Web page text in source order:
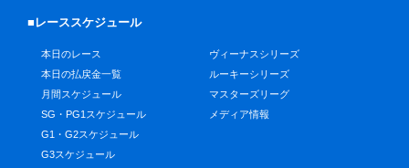
■レーススケジュール
本日のレース
本日の払戻金一覧
月間スケジュール
SG・PG1スケジュール
G1・G2スケジュール
G3スケジュール
ヴィーナスシリーズ
ルーキーシリーズ
マスターズリーグ
メディア情報